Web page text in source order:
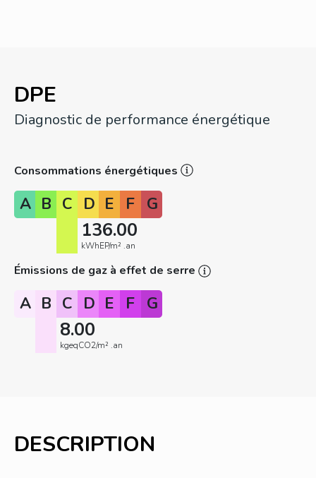
DPE
Diagnostic de performance énergétique
Consommations énergétiques
A B C D E F G
136.00
kWhEP/m² .an
Émissions de gaz à effet de serre
A B C D E F G
8.00
kgeqCO2/m² .an
DESCRIPTION